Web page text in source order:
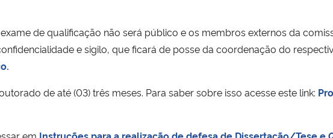
de qualificação não será público e os membros externos da
e sigilo, que ficará de posse da coordenação do
de até (03) três meses. Para saber sobre isso acesse este link:
em Instruções para a realização de defesa de Dissertação/Tese e